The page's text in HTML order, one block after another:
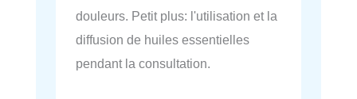
douleurs. Petit plus: l'utilisation et la
diffusion de huiles essentielles
pendant la consultation.